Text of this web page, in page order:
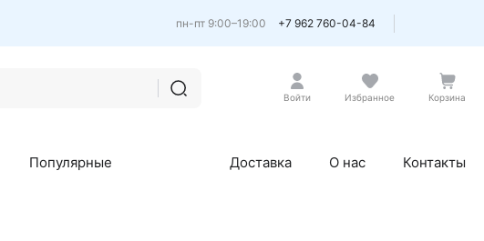
пн-пт 9:00–19:00 +7 962 760-04-84
Войти Избранное Корзина
Популярные Доставка О нас Контакты